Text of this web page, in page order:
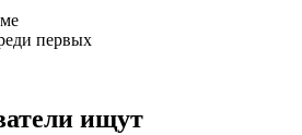
первых
ищут